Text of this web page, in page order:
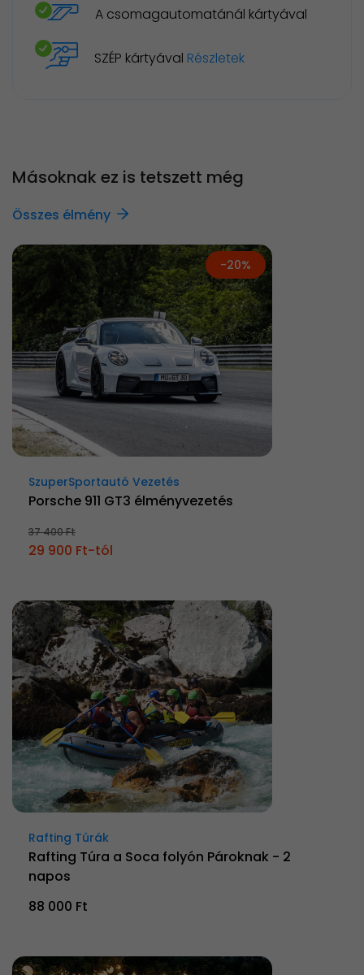
A csomagautomatánál kártyával
SZÉP kártyával Részletek
Másoknak ez is tetszett még
Összes élmény
-20%
SzuperSportautó Vezetés
Porsche 911 GT3 élményvezetés
37 400 Ft
29 900 Ft-tól
Rafting Túrák
Rafting Túra a Soca folyón Pároknak - 2
napos
88 000 Ft